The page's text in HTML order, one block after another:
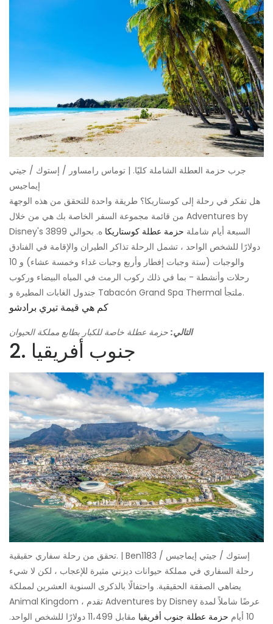
جرب حزمة العطلة الشاملة كليًا. | توماس رامساور / إستوك / جيتي
إيماجيس
هل تفكر في رحلة إلى كوستاريكا؟ طريقة واحدة للتحقق من هذه الوجهة
من قائمة مجموعة السفر الخاصة بك هي من خلال Adventures by
Disney's السبعة أيام شاملة حزمة عطلة كوستاريكا
ه. بحوالي 3899
دولارًا للشخص الواحد ، تشمل الرحلة تذاكر الطيران والإقامة في الفنادق
والوجبات (ستة وجبات إفطار وأربع وجبات غداء وخمسة عشاء) و 10
رحلات وأنشطة - بما في ذلك ركوب الرمث في المياه البيضاء وركوب
جندول الغابات المطيرة و Tabacón Grand Spa Thermal ملتجأ.
كم هي قيمة تيري برادشو
التالي: حزمة عطلة خاصة للكبار بطابع مملكة الحيوان
2. جنوب أفريقيا
تحقق من رحلة سفاري حقيقية. | Ben1183 / إستوك / جيتي إيماجيس
رحلة السفاري في مملكة حيوانات ديزني مثيرة للإعجاب ، لكن لا شيء
يضاهي الصفقة الحقيقية. واحتفالًا بالذكرى السنوية العشرين لمملكة
Animal Kingdom ، تقدم Adventures by Disney عرضًا شاملاً لمدة
10 أيام
حزمة عطلة جنوب أفريقيا
مقابل 11،499 دولارًا للشخص الواحد.